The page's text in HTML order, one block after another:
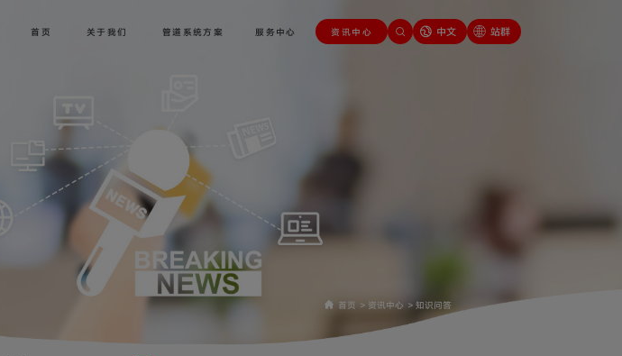
首页 关于我们 管道系统方案 服务中心 资讯中心 中文 站群
首页 > 资讯中心 > 知识问答